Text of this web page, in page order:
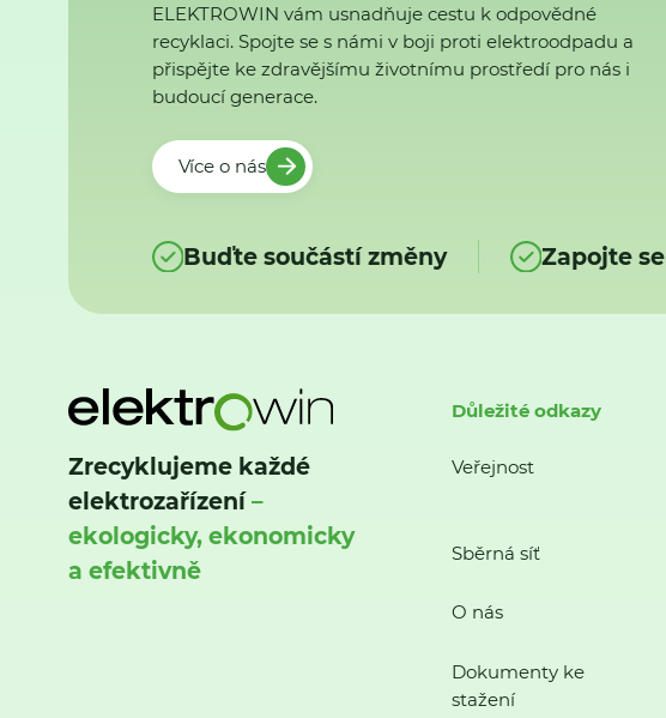
ELEKTROWIN vám usnadňuje cestu k odpovědné
recyklaci. Spojte se s námi v boji proti elektroodpadu a
přispějte ke zdravějšímu životnímu prostředí pro nás i
budoucí generace.
Více o nás
Buďte součástí změny Zapojte se
Zrecyklujeme každé
elektrozařízení–
ekologicky, ekonomicky
a efektivně
Důležité odkazy
Veřejnost
Sběrná síť
O nás
Dokumenty ke
stažení